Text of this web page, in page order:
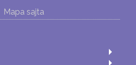
Mapa sajta